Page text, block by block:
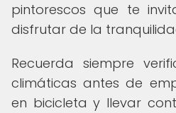
pintorescos que te
disfrutar de la
Recuerda siempre
climáticas antes de
en bicicleta y llevar